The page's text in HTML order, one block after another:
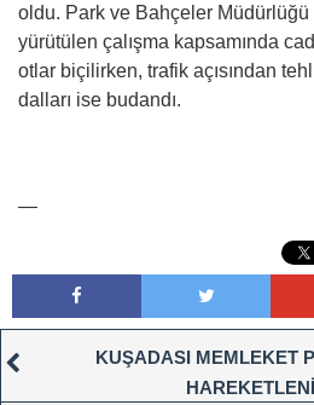
oldu. Park ve Bahçeler Müdürlüğü
yürütülen çalışma kapsamında
otlar biçilirken, trafik açısından
dalları ise budandı.
—
KUŞADASI MEMLEKET